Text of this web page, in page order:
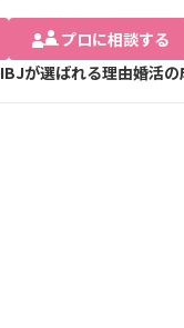
プロに相談する
IBJが選ばれる理由婚活の